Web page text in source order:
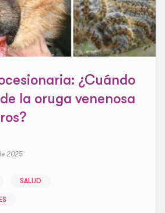
¿Cuándo
la oruga venenosa
2025
SALUD